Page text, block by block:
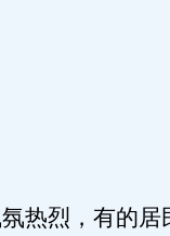
烈，有的居